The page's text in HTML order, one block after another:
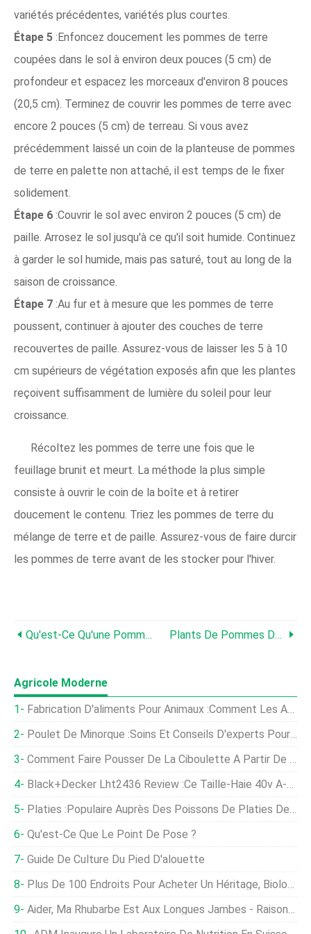
variétés précédentes, variétés plus courtes.
Étape 5 :Enfoncez doucement les pommes de terre
coupées dans le sol à environ deux pouces (5 cm) de
profondeur et espacez les morceaux d'environ 8 pouces
(20,5 cm). Terminez de couvrir les pommes de terre avec
encore 2 pouces (5 cm) de terreau. Si vous avez
précédemment laissé un coin de la planteuse de pommes
de terre en palette non attaché, il est temps de le fixer
solidement.
Étape 6 :Couvrir le sol avec environ 2 pouces (5 cm) de
paille. Arrosez le sol jusqu'à ce qu'il soit humide. Continuez
à garder le sol humide, mais pas saturé, tout au long de la
saison de croissance.
Étape 7 :Au fur et à mesure que les pommes de terre
poussent, continuer à ajouter des couches de terre
recouvertes de paille. Assurez-vous de laisser les 5 à 10
cm supérieurs de végétation exposés afin que les plantes
reçoivent suffisamment de lumière du soleil pour leur
croissance.
Récoltez les pommes de terre une fois que le
feuillage brunit et meurt. La méthode la plus simple
consiste à ouvrir le coin de la boîte et à retirer
doucement le contenu. Triez les pommes de terre du
mélange de terre et de paille. Assurez-vous de faire durcir
les pommes de terre avant de les stocker pour l'hiver.
Qu'est-Ce Qu'une Pomme De Terre Velue :en Savoir Plus Sur La Résistance Aux Ravageurs De La Pomme De Terre Velue Plants De Pommes De Terre Surélevés - Méthodes Pour Faire Pousser Des Pommes De Terre Au-Dessus Du Sol
Agricole Moderne
Fabrication D'aliments Pour Animaux :comment Les Additifs Supérieurs Augmentent La Valeur
Poulet De Minorque :soins Et Conseils D'experts Pour Les Poulets
Comment Faire Pousser De La Ciboulette À Partir De Graines
Black+Decker Lht2436 Review :ce Taille-Haie 40v A-T-Il L'avantage ?
Platies :populaire Auprès Des Poissons De Platies De Couleur Variée
Qu'est-Ce Que Le Point De Pose ?
Guide De Culture Du Pied D'alouette
Plus De 100 Endroits Pour Acheter Un Héritage, Biologique, Et Semences Sans OGM
Aider, Ma Rhubarbe Est Aux Longues Jambes - Raisons Pour Les Tiges De Rhubarbe Grêles